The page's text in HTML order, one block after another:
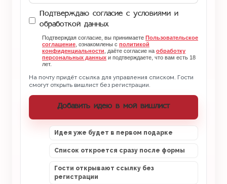
Подтверждаю согласие с условиями и
обработкой данных
Подтверждая согласие, вы принимаете Пользовательское
соглашение , ознакомлены с политикой
конфиденциальности , даёте согласие на обработку
персональных данных и подтверждаете, что вам есть 18
лет.
На почту придёт ссылка для управления списком. Гости
смогут открыть вишлист без регистрации.
Добавить идею в мой вишлист
Идея уже будет в первом подарке
Список откроется сразу после формы
Гости открывают ссылку без
регистрации